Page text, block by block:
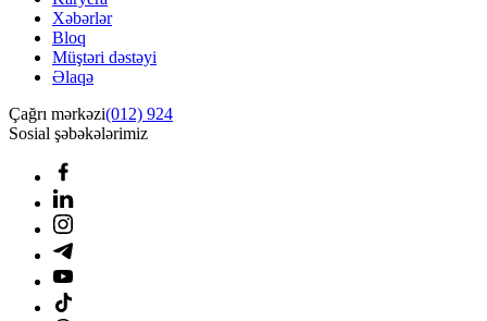
Xəbərlər
Bloq
Müştəri dəstəyi
Əlaqə
Çağrı mərkəzi(012) 924
Sosial şəbəkələrimiz